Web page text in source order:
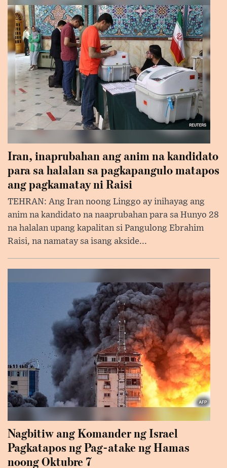
Iran, inaprubahan ang anim na kandidato
para sa halalan sa pagkapangulo matapos
ang pagkamatay ni Raisi
TEHRAN: Ang Iran noong Linggo ay inihayag ang
anim na kandidato na naaprubahan para sa Hunyo 28
na halalan upang kapalitan si Pangulong Ebrahim
Raisi, na namatay sa isang akside...
Nagbitiw ang Komander ng Israel
Pagkatapos ng Pag-atake ng Hamas
noong Oktubre 7